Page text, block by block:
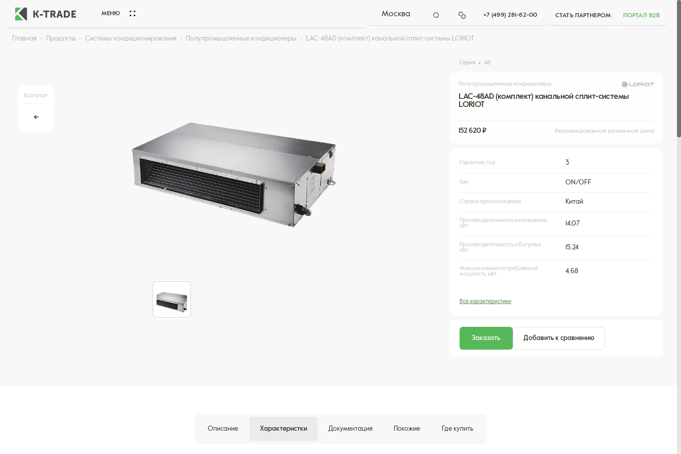
МЕНЮ Москва +7 (499) 281-62-00 СТАТЬ ПАРТНЕРОМ ПОРТАЛ B2B
Главная Продукты Системы кондиционирования Полупромышленные кондиционеры LAC-48AD (комплект) канальной сплит-системы LORIOT
Каталог
Серия AD
Полупромышленные кондиционеры
LAC-48AD (комплект) канальной сплит-системы
LORIOT
152 620 ₽ Рекомендованная розничная цена
Гарантия, год 3
Тип ON/OFF
Страна происхождения Китай
Производительность охлаждения,
кВт
14,07
Производительность обогрева,
кВт
15,24
Максимальная потребляемая
мощность, кВт
4,68
Все характеристики
Заказать Добавить к сравнению
Описание Характеристки Документация Похожие Где купить